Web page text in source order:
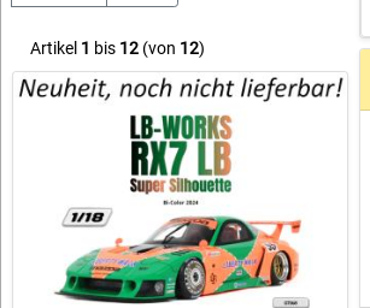
Artikel 1 bis 12 (von 12)